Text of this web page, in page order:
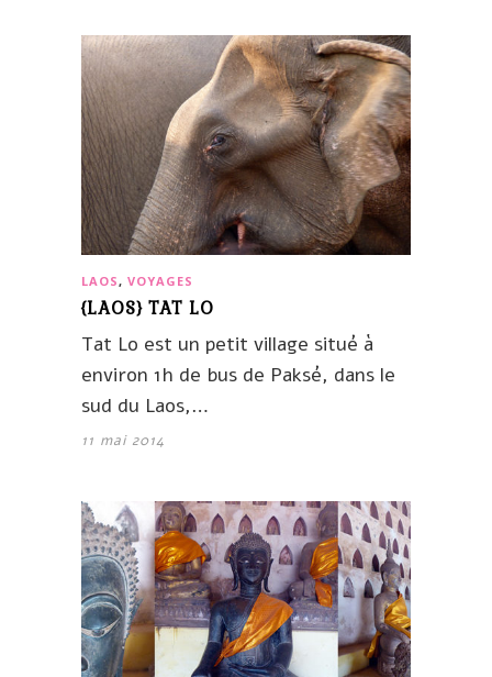
LAOS, VOYAGES
{LAOS} TAT LO
Tat Lo est un petit village situé à
environ 1h de bus de Paksé, dans le
sud du Laos,…
11 mai 2014